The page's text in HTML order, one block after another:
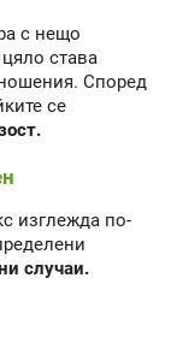
с нещо
става
Според
се
изглежда по-
случаи.